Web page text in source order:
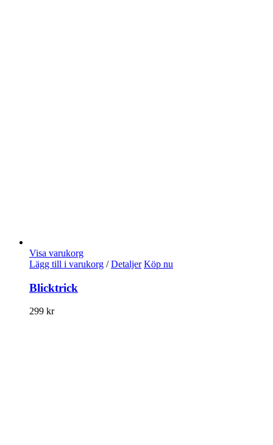
Visa varukorg
Lägg till i varukorg / Detaljer Köp nu
Blicktrick
299 kr